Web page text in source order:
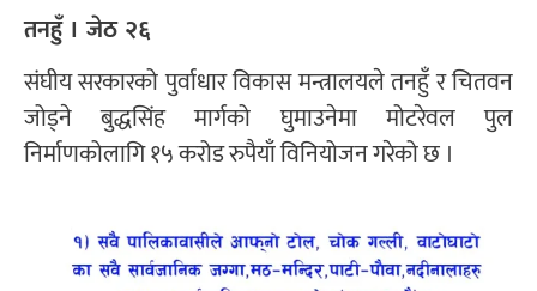
तनहुँ । जेठ २६
संघीय सरकारको पुर्वाधार विकास मन्त्रालयले तनहुँ र चितवन
जोड्ने बुद्धसिंह मार्गको घुमाउनेमा मोटरेवल पुल
निर्माणकोलागि १५ करोड रुपैयाँ विनियोजन गरेको छ ।